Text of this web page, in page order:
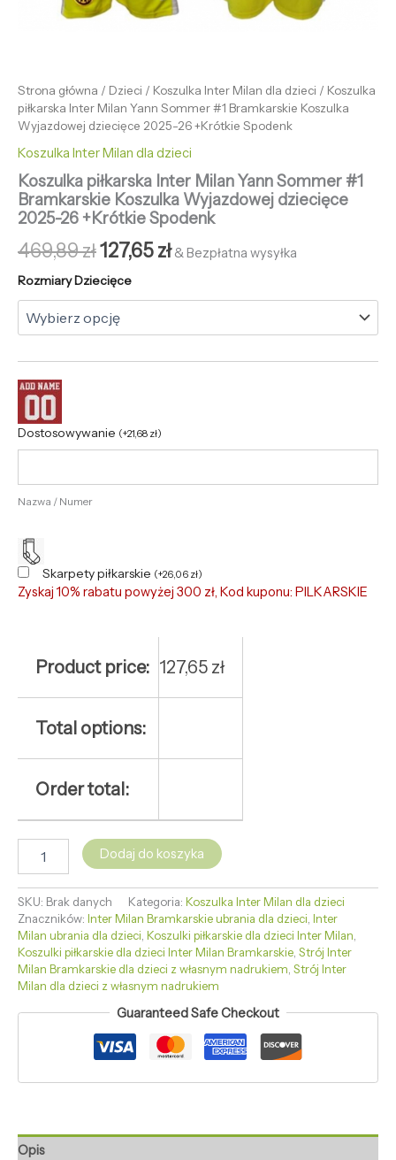
Strona główna / Dzieci / Koszulka Inter Milan dla dzieci / Koszulka
piłkarska Inter Milan Yann Sommer #1 Bramkarskie Koszulka
Wyjazdowej dziecięce 2025-26 +Krótkie Spodenk
Koszulka Inter Milan dla dzieci
Koszulka piłkarska Inter Milan Yann Sommer #1
Bramkarskie Koszulka Wyjazdowej dziecięce
2025-26 +Krótkie Spodenk
469,89zł127,65zł & Bezpłatna wysyłka
Rozmiary Dziecięce
Dostosowywanie (+21,68 zł)
Nazwa / Numer
Skarpety piłkarskie (+26,06 zł)
Zyskaj 10% rabatu powyżej 300 zł, Kod kuponu: PILKARSKIE
Product price: 127,65 zł
Total options:
Order total:
Dodaj do koszyka
SKU: Brak danych Kategoria: Koszulka Inter Milan dla dzieci
Znaczników: Inter Milan Bramkarskie ubrania dla dzieci Inter
Milan ubrania dla dzieci Koszulki piłkarskie dla dzieci Inter Milan
Koszulki piłkarskie dla dzieci Inter Milan Bramkarskie Strój Inter
Milan Bramkarskie dla dzieci z własnym nadrukiem Strój Inter
Milan dla dzieci z własnym nadrukiem
Guaranteed Safe Checkout
Opis